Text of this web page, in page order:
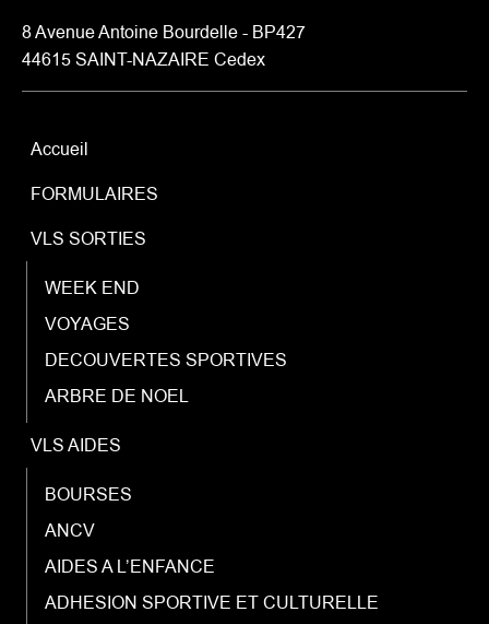
8 Avenue Antoine Bourdelle - BP427
44615 SAINT-NAZAIRE Cedex
Accueil
FORMULAIRES
VLS SORTIES
WEEK END
VOYAGES
DECOUVERTES SPORTIVES
ARBRE DE NOEL
VLS AIDES
BOURSES
ANCV
AIDES A L’ENFANCE
ADHESION SPORTIVE ET CULTURELLE